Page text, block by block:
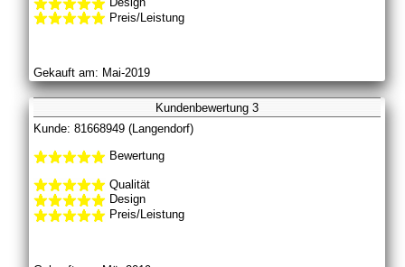
Preis/Leistung
Gekauft am: Mai-2019
Kundenbewertung 3
Kunde: 81668949 (Langendorf)
Bewertung
Qualität
Design
Preis/Leistung